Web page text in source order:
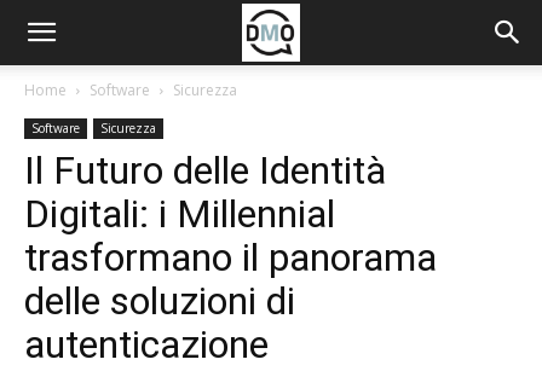
Home Software Sicurezza
Software Sicurezza
Il Futuro delle Identità
Digitali: i Millennial
trasformano il panorama
delle soluzioni di
autenticazione